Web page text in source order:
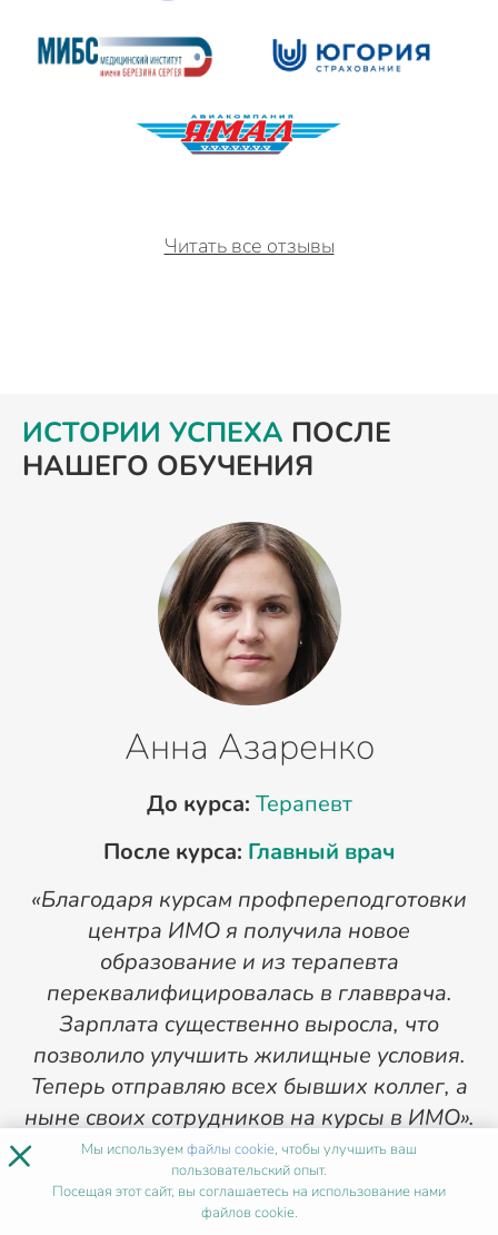
Читать все отзывы
ИСТОРИИ УСПЕХА ПОСЛЕ
НАШЕГО ОБУЧЕНИЯ
Анна Азаренко
До курса: Терапевт
После курса: Главный врач
«Благодаря курсам профпереподготовки
центра ИМО я получила новое
образование и из терапевта
переквалифицировалась в главврача.
Зарплата существенно выросла, что
позволило улучшить жилищные условия.
Теперь отправляю всех бывших коллег, а
ныне своих сотрудников на курсы в ИМО».
1/4
× Мы используемфайлы cookie, чтобы улучшить ваш
пользовательский опыт.
Посещая этот сайт, вы соглашаетесь на использование нами
файлов cookie.